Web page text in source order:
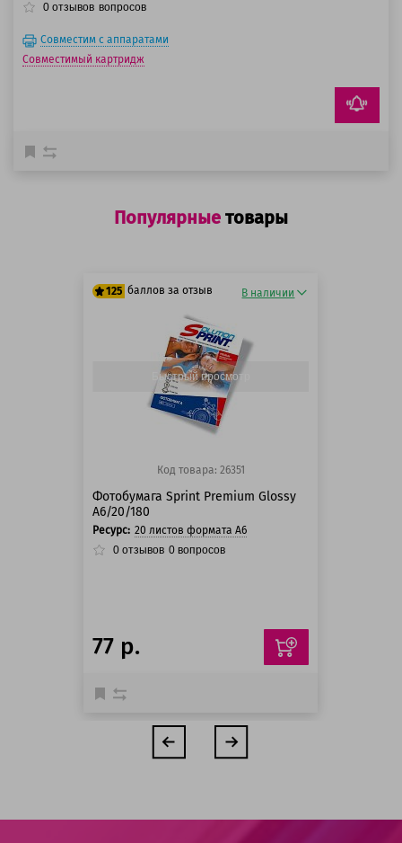
0 отзывов вопросов
Совместим с аппаратами
Совместимый картридж
Популярные товары
125 баллов за отзыв
125 баллов
125 баллов
В наличии
Быстрый просмотр
Код товара: 26351
Фотобумага Sprint Premium Glossy
A6/20/180
Ресурс: 20 листов формата А6
0 отзывов 0 вопросов
77 р.